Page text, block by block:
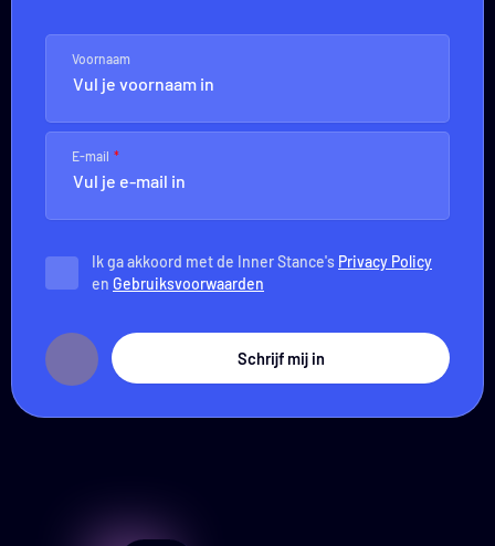
Voornaam
E-mail
Ik ga akkoord met de Inner Stance's Privacy Policy
en Gebruiksvoorwaarden
Schrijf mij in